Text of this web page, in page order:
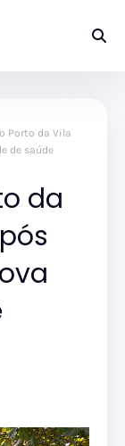
Porto da Vila
de saúde
da